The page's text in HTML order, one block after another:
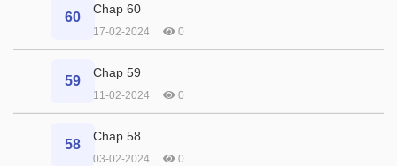
60
Chap 60
17-02-2024 0
59
Chap 59
11-02-2024 0
58
Chap 58
03-02-2024 0